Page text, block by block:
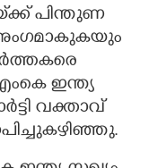
പിന്തുണ
ഇന്ത്യ
വക്താവ്